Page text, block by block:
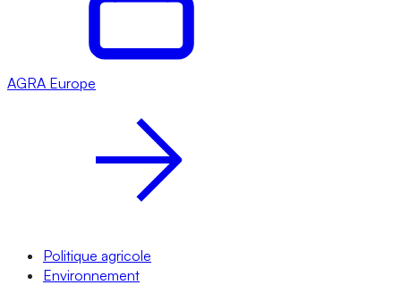
AGRA Europe
Politique agricole
Environnement